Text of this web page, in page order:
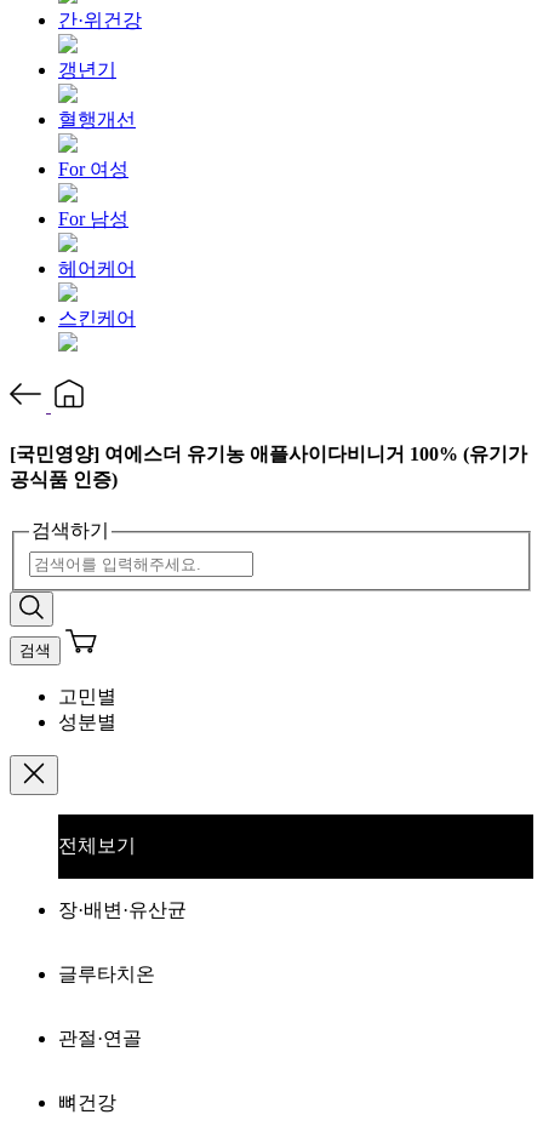
간·위건강
갱년기
혈행개선
For 여성
For 남성
헤어케어
스킨케어
[국민영양] 여에스더 유기농 애플사이다비니거 100% (유기가
공식품 인증)
검색하기
검색
고민별
성분별
전체보기
장·배변·유산균
글루타치온
관절·연골
뼈건강